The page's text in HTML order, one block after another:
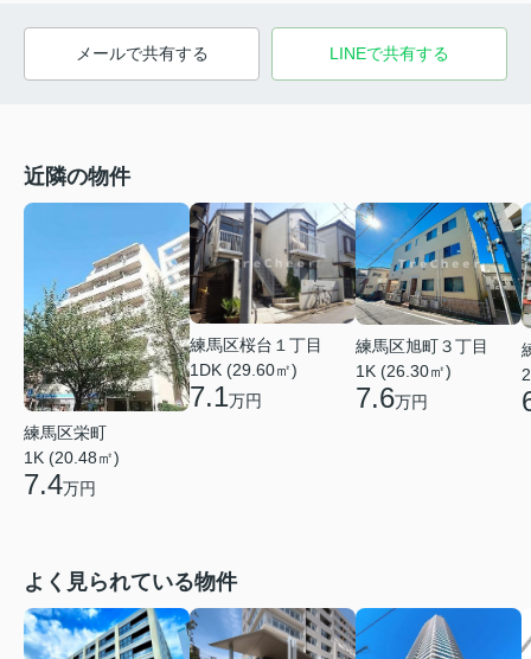
メールで共有する LINEで共有する
近隣の物件
練馬区栄町
1K (20.48㎡)
7.4万円
練馬区桜台１丁目
1DK (29.60㎡)
7.1万円
練馬区旭町３丁目
1K (26.30㎡)
7.6万円
よく見られている物件